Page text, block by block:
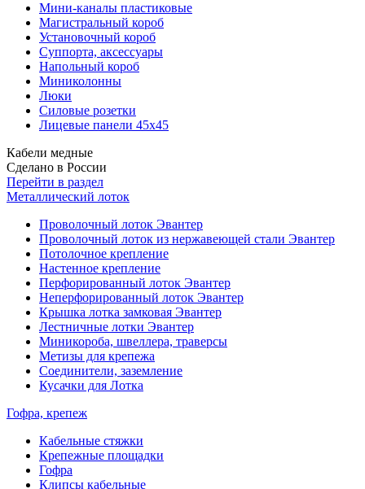
Мини-каналы пластиковые
Магистральный короб
Установочный короб
Суппорта, аксессуары
Напольный короб
Миниколонны
Люки
Силовые розетки
Лицевые панели 45х45
Кабели медные
Сделано в России
Перейти в раздел
Металлический лоток
Проволочный лоток Эвантер
Проволочный лоток из нержавеющей стали Эвантер
Потолочное крепление
Настенное крепление
Перфорированный лоток Эвантер
Неперфорированный лоток Эвантер
Крышка лотка замковая Эвантер
Лестничные лотки Эвантер
Миникороба, швеллера, траверсы
Метизы для крепежа
Соединители, заземление
Кусачки для Лотка
Гофра, крепеж
Кабельные стяжки
Крепежные площадки
Гофра
Клипсы кабельные